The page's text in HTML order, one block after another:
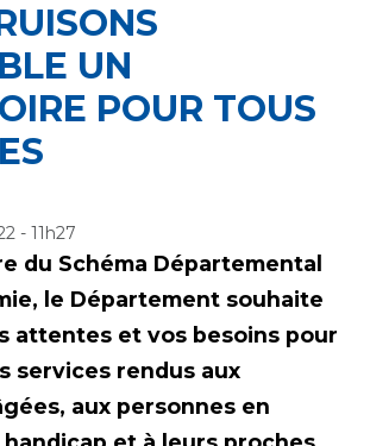
UN
POUR TOUS
- 11h27
du Schéma Départemental
le Département souhaite
attentes et vos besoins pour
services rendus aux
aux personnes en